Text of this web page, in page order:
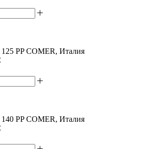
PP COMER, Италия
PP COMER, Италия